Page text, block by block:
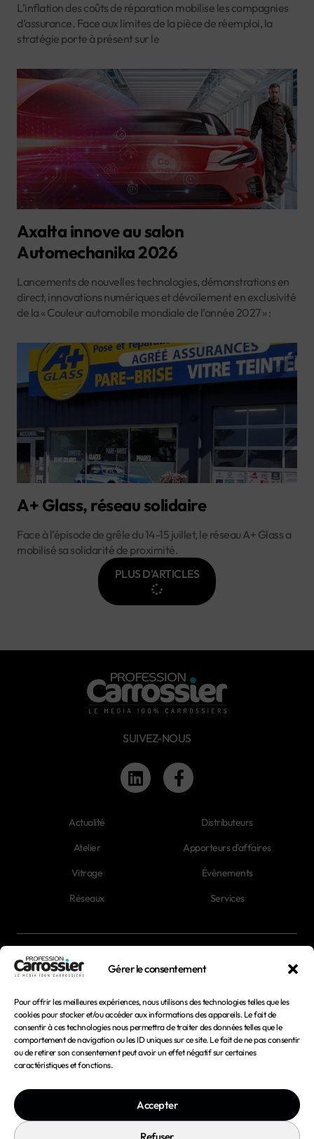
Gérer le consentement
Pour offrir les meilleures expériences, nous utilisons des technologies telles que les
cookies pour stocker et/ou accéder aux informations des appareils. Le fait de
consentir à ces technologies nous permettra de traiter des données telles que le
comportement de navigation ou les ID uniques sur ce site. Le fait de ne pas consentir
ou de retirer son consentement peut avoir un effet négatif sur certaines
caractéristiques et fonctions.
Accepter
Refuser
L’inflation des coûts de réparation mobilise les compagnies
d’assurance. Face aux limites de la pièce de réemploi, la
stratégie porte à présent sur le
Axalta innove au salon
Automechanika 2026
Lancements de nouvelles technologies, démonstrations en
direct, innovations numériques et dévoilement en exclusivité
de la « Couleur automobile mondiale de l’année 2027 » :
A+ Glass, réseau solidaire
Face à l’épisode de grêle du 14-15 juillet, le réseau A+ Glass a
mobilisé sa solidarité de proximité.
PLUS D'ARTICLES
SUIVEZ-NOUS
Actualité
Atelier
Vitrage
Réseaux
Distributeurs
Apporteurs d'affaires
Évènements
Services
Mentions légales
Conditions générales d'utilisation
Politique de confidentialité
Politique de cookies